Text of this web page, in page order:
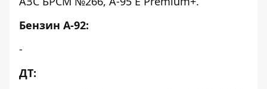
Бензин А-92:
-
ДТ: